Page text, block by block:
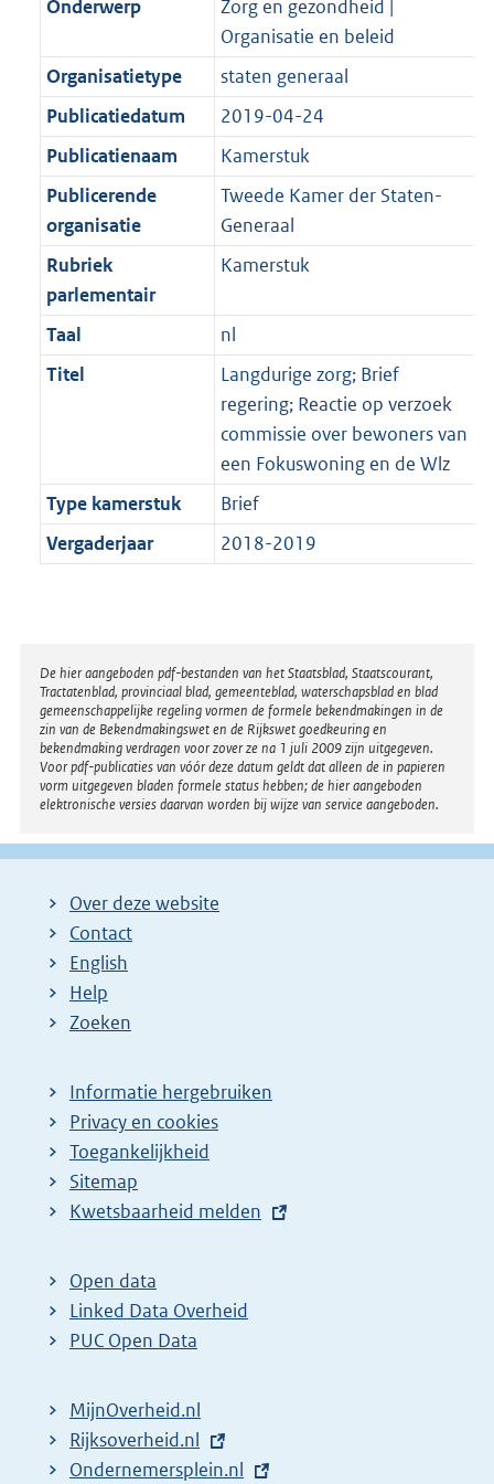
Onderwerp
Zorg en gezondheid |
Organisatie en beleid
Organisatietype
staten generaal
Publicatiedatum
2019-04-24
Publicatienaam
Kamerstuk
Publicerende
organisatie
Tweede Kamer der Staten-
Generaal
Rubriek
parlementair
Kamerstuk
Taal
nl
Titel
Langdurige zorg; Brief
regering; Reactie op verzoek
commissie over bewoners van
een Fokuswoning en de Wlz
Type kamerstuk
Brief
Vergaderjaar
2018-2019
Disclaimer
De hier aangeboden pdf-bestanden van het Staatsblad, Staatscourant,
Tractatenblad, provinciaal blad, gemeenteblad, waterschapsblad en blad
gemeenschappelijke regeling vormen de formele bekendmakingen in de
zin van de Bekendmakingswet en de Rijkswet goedkeuring en
bekendmaking verdragen voor zover ze na 1 juli 2009 zijn uitgegeven.
Voor pdf-publicaties van vóór deze datum geldt dat alleen de in papieren
vorm uitgegeven bladen formele status hebben; de hier aangeboden
elektronische versies daarvan worden bij wijze van service aangeboden.
Over deze website
Contact
English
Help
Zoeken
Informatie hergebruiken
Privacy en cookies
Toegankelijkheid
Sitemap
E
t
e
r
l
i
n
Kwetsbaarheid melden
Open data
Linked Data Overheid
PUC Open Data
MijnOverheid.nl
E
x
Rijksoverheid.nl
E
Ondernemersplein.nl